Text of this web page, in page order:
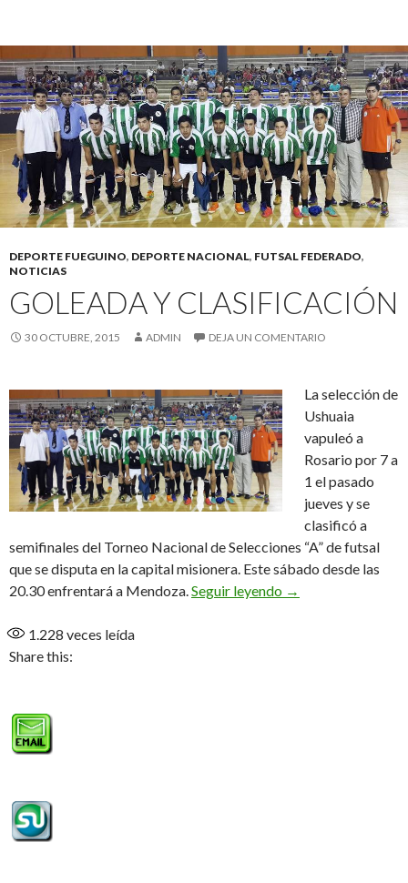
DEPORTE FUEGUINO, DEPORTE NACIONAL, FUTSAL FEDERADO,
NOTICIAS
GOLEADA Y CLASIFICACIÓN
30 OCTUBRE, 2015 ADMIN DEJA UN COMENTARIO
La selección de
Ushuaia
vapuleó a
Rosario por 7 a
1 el pasado
jueves y se
clasificó a
semifinales del Torneo Nacional de Selecciones “A” de futsal
que se disputa en la capital misionera. Este sábado desde las
20.30 enfrentará a Mendoza.Seguir leyendo Goleada y
→
1.228 veces leída
Share this: